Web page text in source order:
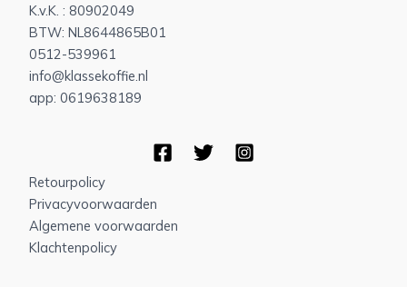
K.v.K. : 80902049
BTW: NL8644865B01
0512-539961
info@klassekoffie.nl
app: 0619638189
Retourpolicy
Privacyvoorwaarden
Algemene voorwaarden
Klachtenpolicy